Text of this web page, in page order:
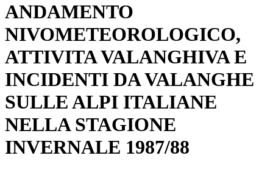
ANDAMENTO
NIVOMETEOROLOGICO,
ATTIVITA VALANGHIVA E
INCIDENTI DA VALANGHE
SULLE ALPI ITALIANE
NELLA STAGIONE
INVERNALE 1987/88